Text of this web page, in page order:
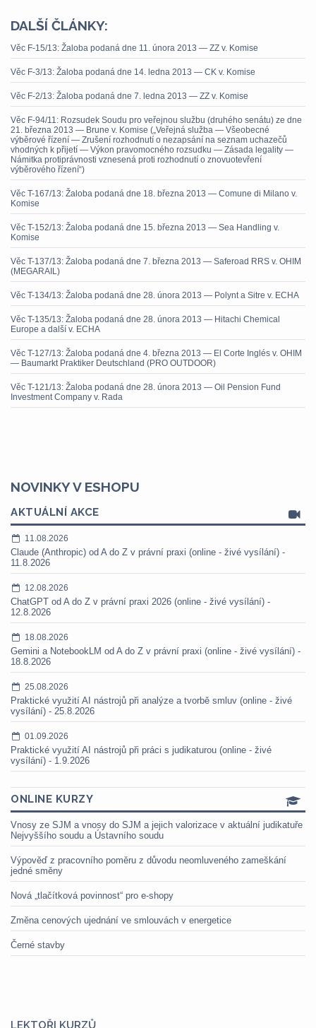
DALŠÍ ČLÁNKY:
Věc F-15/13: Žaloba podaná dne 11. února 2013 — ZZ v. Komise
Věc F-3/13: Žaloba podaná dne 14. ledna 2013 — CK v. Komise
Věc F-2/13: Žaloba podaná dne 7. ledna 2013 — ZZ v. Komise
Věc F-94/11: Rozsudek Soudu pro veřejnou službu (druhého senátu) ze dne
21. března 2013 — Brune v. Komise („Veřejná služba — Všeobecné
výběrové řízení — Zrušení rozhodnutí o nezapsání na seznam uchazečů
vhodných k přijetí — Výkon pravomocného rozsudku — Zásada legality —
Námitka protiprávnosti vznesená proti rozhodnutí o znovuotevření
výběrového řízení“)
Věc T-167/13: Žaloba podaná dne 18. března 2013 — Comune di Milano v.
Komise
Věc T-152/13: Žaloba podaná dne 15. března 2013 — Sea Handling v.
Komise
Věc T-137/13: Žaloba podaná dne 7. března 2013 — Saferoad RRS v. OHIM
(MEGARAIL)
Věc T-134/13: Žaloba podaná dne 28. února 2013 — Polynt a Sitre v. ECHA
Věc T-135/13: Žaloba podaná dne 28. února 2013 — Hitachi Chemical
Europe a další v. ECHA
Věc T-127/13: Žaloba podaná dne 4. března 2013 — El Corte Inglés v. OHIM
— Baumarkt Praktiker Deutschland (PRO OUTDOOR)
Věc T-121/13: Žaloba podaná dne 28. února 2013 — Oil Pension Fund
Investment Company v. Rada
NOVINKY V ESHOPU
AKTUÁLNÍ AKCE
11.08.2026
Claude (Anthropic) od A do Z v právní praxi (online - živé vysílání) -
11.8.2026
12.08.2026
ChatGPT od A do Z v právní praxi 2026 (online - živé vysílání) -
12.8.2026
18.08.2026
Gemini a NotebookLM od A do Z v právní praxi (online - živé vysílání) -
18.8.2026
25.08.2026
Praktické využití AI nástrojů při analýze a tvorbě smluv (online - živé
vysílání) - 25.8.2026
01.09.2026
Praktické využití AI nástrojů při práci s judikaturou (online - živé
vysílání) - 1.9.2026
ONLINE KURZY
Vnosy ze SJM a vnosy do SJM a jejich valorizace v aktuální judikatuře
Nejvyššího soudu a Ústavního soudu
Výpověď z pracovního poměru z důvodu neomluveného zameškání
jedné směny
Nová „tlačítková povinnost“ pro e-shopy
Změna cenových ujednání ve smlouvách v energetice
Černé stavby
LEKTOŘI KURZŮ